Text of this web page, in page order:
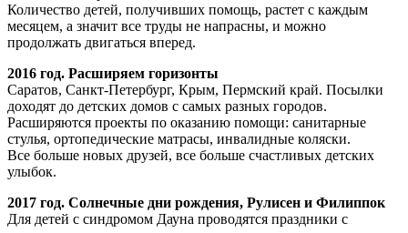
Количество детей, получивших помощь, растет с каждым
месяцем, а значит все труды не напрасны, и можно
продолжать двигаться вперед.
2016 год. Расширяем горизонты
Саратов, Санкт-Петербург, Крым, Пермский край. Посылки
доходят до детских домов с самых разных городов.
Расширяются проекты по оказанию помощи: санитарные
стулья, ортопедические матрасы, инвалидные коляски.
Все больше новых друзей, все больше счастливых детских
улыбок.
2017 год. Солнечные дни рождения, Рулисен и Филиппок
Для детей с синдромом Дауна проводятся праздники с